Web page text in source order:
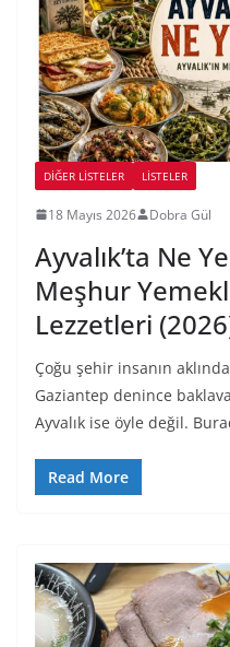
DIĞER LISTELER LİSTELER
18 Mayıs 2026 Dobra Gül
Ayvalık’ta Ne
Meşhur
Lezzetleri
Çoğu şehir insanın
Gaziantep denince
Ayvalık ise öyle değil.
Read More